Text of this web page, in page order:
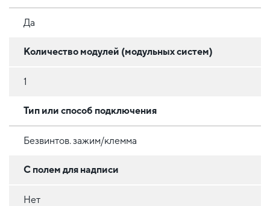
Да
Количество модулей (модульных систем)
1
Тип или способ подключения
Безвинтов. зажим/клемма
С полем для надписи
Нет